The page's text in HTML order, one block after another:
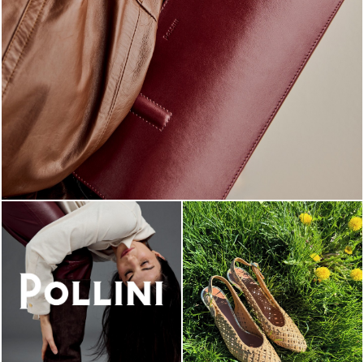
Classy, sassy, trendy - the new Pollini Lady Bag is ...